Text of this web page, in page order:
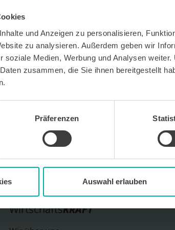
und Anzeigen zu personalisieren,
zu analysieren. Außerdem geben wir
soziale Medien, Werbung und Analysen
zusammen, die Sie ihnen bereitgestellt
Präferenzen
Auswahl erlauben
Newsletter WirtschaftsKRAFT der INFO -
die Inhalte des Newsletters besser auf meine
ich außerdem zu, hierfür mein
Ich kann meine Einwilligung jederzeit
Newsletter enthaltenen Abmeldelink oder
Meine E-Mail-Adresse wird
genutzt. Detaillierte Informationen zum
WirtschaftsKRAFT